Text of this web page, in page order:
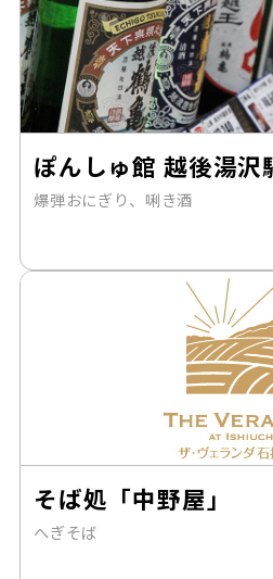
ぽんしゅ館 越後湯沢
爆弾おにぎり、唎き酒
そば処「中野屋」
へぎそば